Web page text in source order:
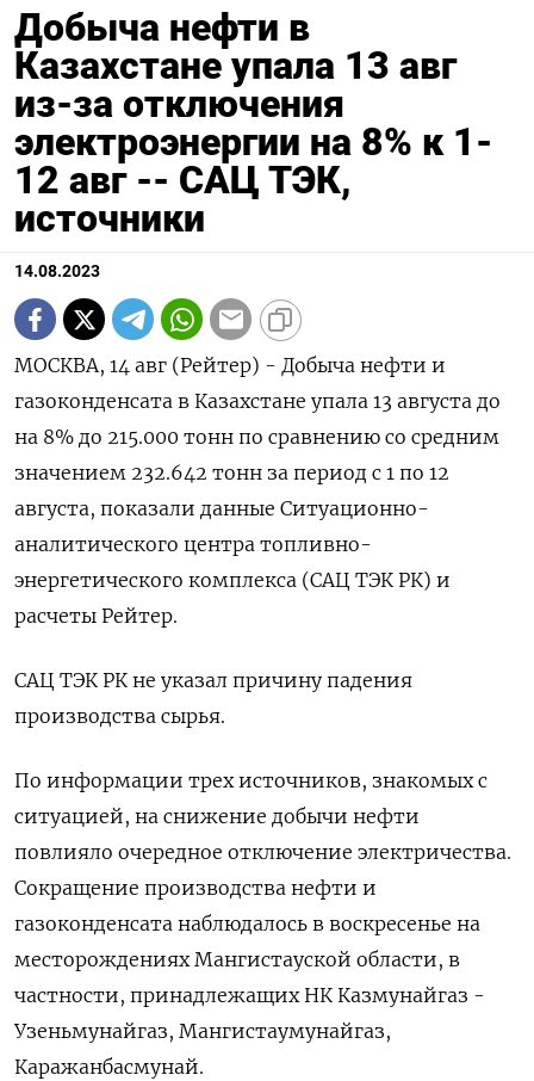
Добыча нефти в
Казахстане упала 13 авг
из-за отключения
электроэнергии на 8% к 1-
12 авг -- САЦ ТЭК,
источники
14.08.2023
МОСКВА, 14 авг (Рейтер) - Добыча нефти и
газоконденсата в Казахстане упала 13 августа до
на 8% до 215.000 тонн по сравнению со средним
значением 232.642 тонн за период с 1 по 12
августа, показали данные Ситуационно-
аналитического центра топливно-
энергетического комплекса (САЦ ТЭК РК) и
расчеты Рейтер.
САЦ ТЭК РК не указал причину падения
производства сырья.
По информации трех источников, знакомых с
ситуацией, на снижение добычи нефти
повлияло очередное отключение электричества.
Сокращение производства нефти и
газоконденсата наблюдалось в воскресенье на
месторождениях Мангистауской области, в
частности, принадлежащих НК Казмунайгаз -
Узеньмунайгаз, Мангистаумунайгаз,
Каражанбасмунай.